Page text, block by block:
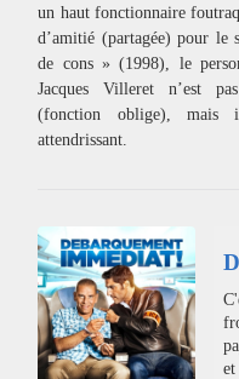
un haut fonctionnaire
d’amitié (partagée) pour le
de cons » (1998), le
Jacques Villeret n’est
(fonction oblige), mais
attendrissant.
et